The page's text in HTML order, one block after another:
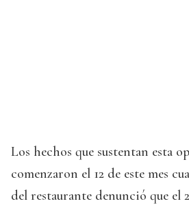
Los hechos que sustentan esta
comenzaron el 12 de este mes
del restaurante denunció que el